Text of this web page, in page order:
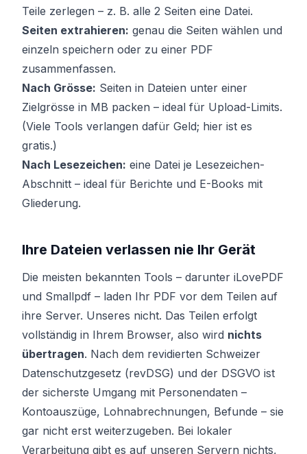
Teile zerlegen – z. B. alle 2 Seiten eine Datei.
Seiten extrahieren: genau die Seiten wählen und
einzeln speichern oder zu einer PDF
zusammenfassen.
Nach Grösse: Seiten in Dateien unter einer
Zielgrösse in MB packen – ideal für Upload-Limits.
(Viele Tools verlangen dafür Geld; hier ist es
gratis.)
Nach Lesezeichen: eine Datei je Lesezeichen-
Abschnitt – ideal für Berichte und E-Books mit
Gliederung.
Ihre Dateien verlassen nie Ihr Gerät
Die meisten bekannten Tools – darunter iLovePDF
und Smallpdf – laden Ihr PDF vor dem Teilen auf
ihre Server. Unseres nicht. Das Teilen erfolgt
vollständig in Ihrem Browser, also wird nichts
übertragen. Nach dem revidierten Schweizer
Datenschutzgesetz (revDSG) und der DSGVO ist
der sicherste Umgang mit Personendaten –
Kontoauszüge, Lohnabrechnungen, Befunde – sie
gar nicht erst weiterzugeben. Bei lokaler
Verarbeitung gibt es auf unseren Servern nichts,